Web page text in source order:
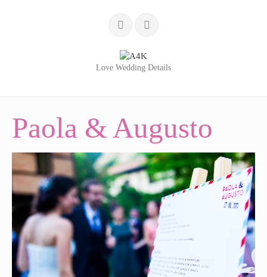
Love Wedding Details
SERVIÇOS
LOVE WEDDING DETAILS
WEDDING BLOG
PORTFÓLIO
QUEM SOMOS
TESTEMUNHOS
CONTACTOS
Paola & Augusto